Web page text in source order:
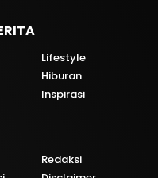
Lifestyle
Hiburan
Inspirasi
Redaksi